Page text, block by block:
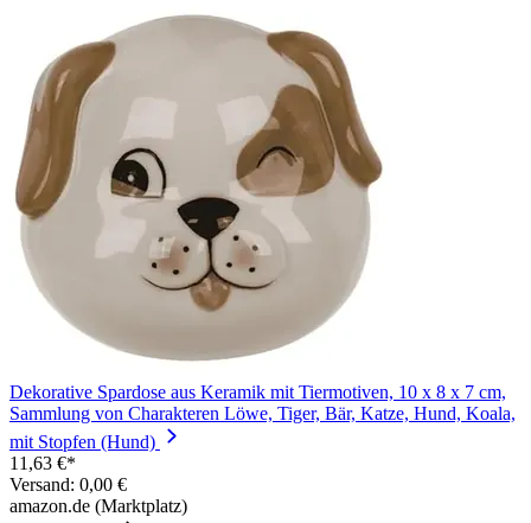
Dekorative Spardose aus Keramik mit Tiermotiven, 10 x 8 x 7 cm,
Sammlung von Charakteren Löwe, Tiger, Bär, Katze, Hund, Koala,
mit Stopfen (Hund)
11,63 €*
Versand: 0,00 €
amazon.de (Marktplatz)